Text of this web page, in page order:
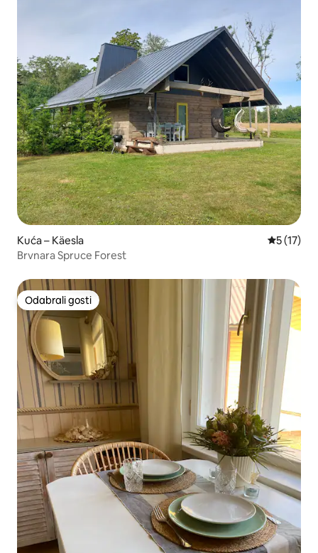
Kuća – Käesla Prosječna
5 (17)
Brvnara Spruce Forest
Odabrali gosti
Odabrali gosti